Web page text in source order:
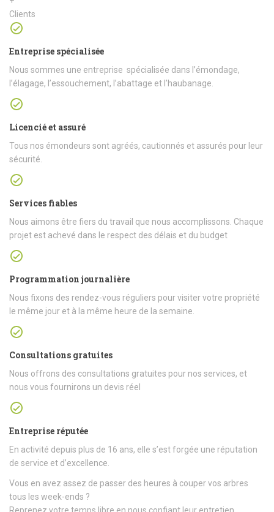
Clients
Entreprise spécialisée
Nous sommes une entreprise spécialisée dans l’émondage,
l’élagage, l’essouchement, l’abattage et l’haubanage.
Licencié et assuré
Tous nos émondeurs sont agréés, cautionnés et assurés pour leur
sécurité.
Services fiables
Nous aimons être fiers du travail que nous accomplissons. Chaque
projet est achevé dans le respect des délais et du budget
Programmation journalière
Nous fixons des rendez-vous réguliers pour visiter votre propriété
le même jour et à la même heure de la semaine.
Consultations gratuites
Nous offrons des consultations gratuites pour nos services, et
nous vous fournirons un devis réel
Entreprise réputée
En activité depuis plus de 16 ans, elle s’est forgée une réputation
de service et d’excellence.
Vous en avez assez de passer des heures à couper vos arbres
tous les week-ends ?